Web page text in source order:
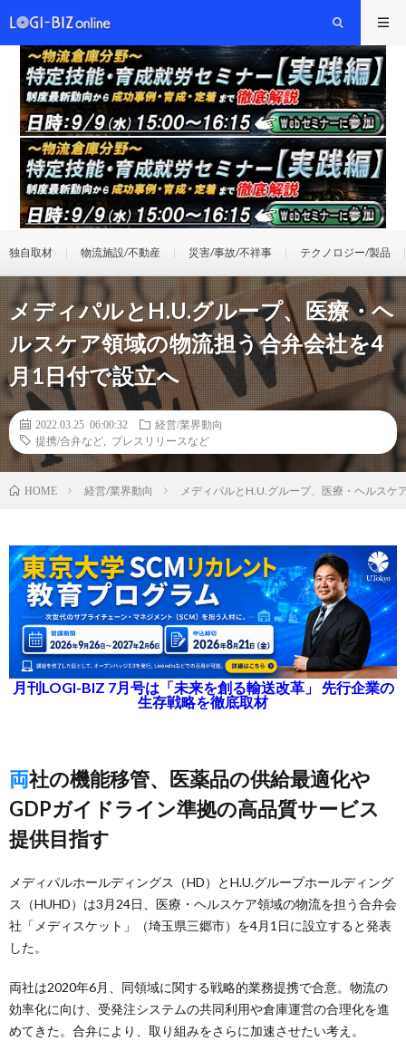
独自取材 物流施設/不動産 災害/事故/不祥事 テクノロジー/製品
メディパルとH.U.グループ、医療・ヘ
ルスケア領域の物流担う合弁会社を4
月1日付で設立へ
2022.03.25 06:00:32
経営/業界動向
提携/合弁など
プレスリリースなど
HOME 経営/業界動向 メディパルとH.U.グループ、医療・ヘルス
月刊LOGI-BIZ 7月号は「未来を創る輸送改革」 先行企業の
生存戦略を徹底取材
両社の機能移管、医薬品の供給最適化や
GDPガイドライン準拠の高品質サービス
提供目指す
メディパルホールディングス（HD）とH.U.グループホールディング
ス（HUHD）は3月24日、医療・ヘルスケア領域の物流を担う合弁会
社「メディスケット」（埼玉県三郷市）を4月1日に設立すると発表
した。
両社は2020年6月、同領域に関する戦略的業務提携で合意。物流の
効率化に向け、受発注システムの共同利用や倉庫運営の合理化を進
めてきた。合弁により、取り組みをさらに加速させたい考え。